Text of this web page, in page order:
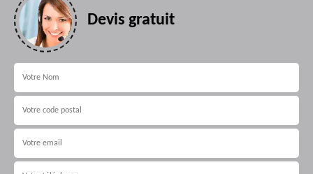
Devis gratuit